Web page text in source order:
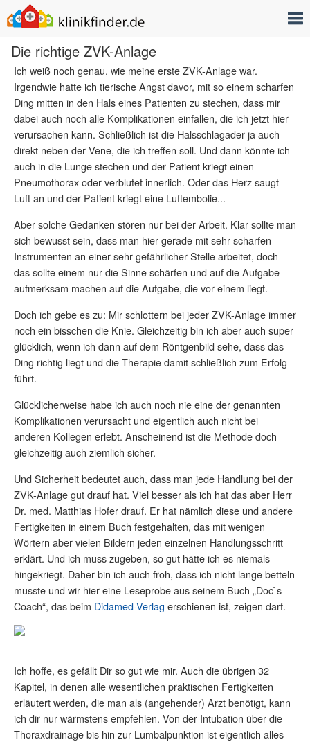
Die richtige ZVK-Anlage
Ich weiß noch genau, wie meine erste ZVK-Anlage war.
Irgendwie hatte ich tierische Angst davor, mit so einem scharfen
Ding mitten in den Hals eines Patienten zu stechen, dass mir
dabei auch noch alle Komplikationen einfallen, die ich jetzt hier
verursachen kann. Schließlich ist die Halsschlagader ja auch
direkt neben der Vene, die ich treffen soll. Und dann könnte ich
auch in die Lunge stechen und der Patient kriegt einen
Pneumothorax oder verblutet innerlich. Oder das Herz saugt
Luft an und der Patient kriegt eine Luftembolie...
Aber solche Gedanken stören nur bei der Arbeit. Klar sollte man
sich bewusst sein, dass man hier gerade mit sehr scharfen
Instrumenten an einer sehr gefährlicher Stelle arbeitet, doch
das sollte einem nur die Sinne schärfen und auf die Aufgabe
aufmerksam machen auf die Aufgabe, die vor einem liegt.
Doch ich gebe es zu: Mir schlottern bei jeder ZVK-Anlage immer
noch ein bisschen die Knie. Gleichzeitig bin ich aber auch super
glücklich, wenn ich dann auf dem Röntgenbild sehe, dass das
Ding richtig liegt und die Therapie damit schließlich zum Erfolg
führt.
Glücklicherweise habe ich auch noch nie eine der genannten
Komplikationen verursacht und eigentlich auch nicht bei
anderen Kollegen erlebt. Anscheinend ist die Methode doch
gleichzeitig auch ziemlich sicher.
Und Sicherheit bedeutet auch, dass man jede Handlung bei der
ZVK-Anlage gut drauf hat. Viel besser als ich hat das aber Herr
Dr. med. Matthias Hofer drauf. Er hat nämlich diese und andere
Fertigkeiten in einem Buch festgehalten, das mit wenigen
Wörtern aber vielen Bildern jeden einzelnen Handlungsschritt
erklärt. Und ich muss zugeben, so gut hätte ich es niemals
hingekriegt. Daher bin ich auch froh, dass ich nicht lange betteln
musste und wir hier eine Leseprobe aus seinem Buch „Doc`s
Coach“, das beim Didamed-Verlag erschienen ist, zeigen darf.
Ich hoffe, es gefällt Dir so gut wie mir. Auch die übrigen 32
Kapitel, in denen alle wesentlichen praktischen Fertigkeiten
erläutert werden, die man als (angehender) Arzt benötigt, kann
ich dir nur wärmstens empfehlen. Von der Intubation über die
Thoraxdrainage bis hin zur Lumbalpunktion ist eigentlich alles